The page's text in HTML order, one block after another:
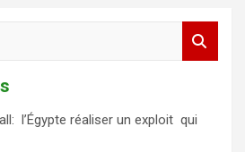
l’Égypte réaliser un exploit qui